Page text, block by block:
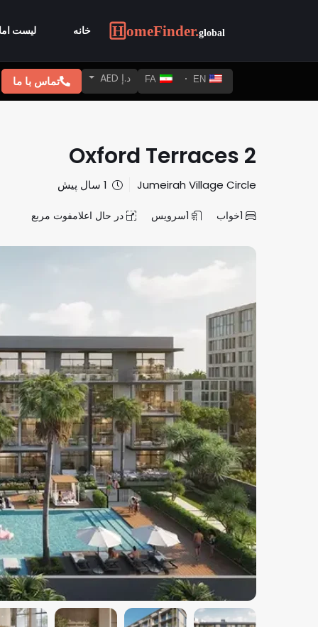
خانه لیست
EN
FA د.إ AED تماس با ما
Oxford Terraces 2
Jumeirah Village Circle
1خواب 1سرویس در حال اعلامفوت مربع